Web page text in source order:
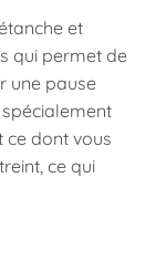
et
qui permet de
une pause
dont vous
ce qui